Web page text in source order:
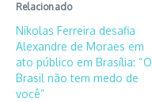
Relacionado
Nikolas Ferreira desafia
Alexandre de Moraes em
ato público em Brasília: “O
Brasil não tem medo de
você”